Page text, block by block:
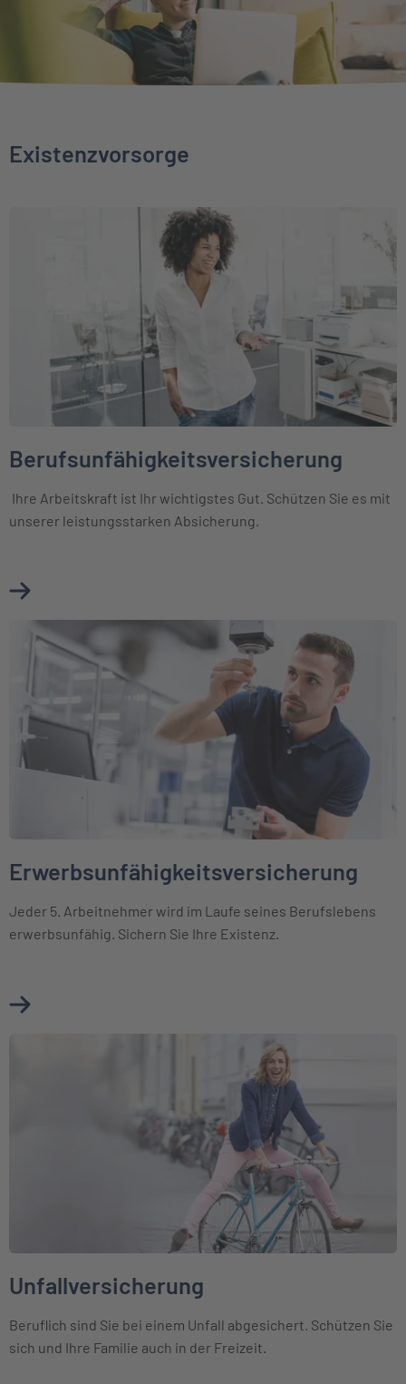
Existenzvorsorge
Weiter zu Berufsunfähigkeitsversicherung
Berufsunfähigkeitsversicherung
Ihre Arbeitskraft ist Ihr wichtigstes Gut. Schützen Sie es mit
unserer leistungsstarken Absicherung.
Mehr über Berufsunfähigkeitsversicherung erfahren
Weiter zu Erwerbsunfähigkeitsversicherung
Erwerbsunfähigkeitsversicherung
Jeder 5. Arbeitnehmer wird im Laufe seines Berufslebens
erwerbsunfähig. Sichern Sie Ihre Existenz.
Mehr über Erwerbsunfähigkeitsversicherung erfahren
Unfallversicherung
Beruflich sind Sie bei einem Unfall abgesichert. Schützen Sie
sich und Ihre Familie auch in der Freizeit.